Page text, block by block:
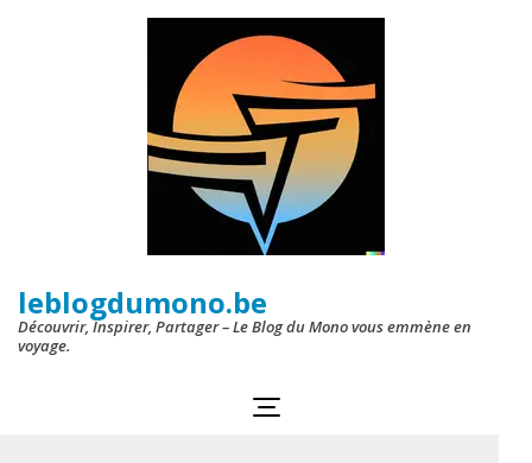
leblogdumono.be
Découvrir, Inspirer, Partager – Le Blog du Mono vous emmène en
voyage.